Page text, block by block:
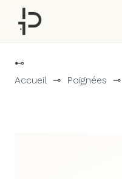
⊷
Accueil ⊸ Poignées ⊸